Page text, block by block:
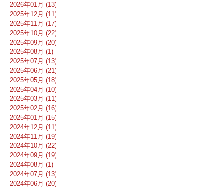
2026年01月 (13)
2025年12月 (11)
2025年11月 (17)
2025年10月 (22)
2025年09月 (20)
2025年08月 (1)
2025年07月 (13)
2025年06月 (21)
2025年05月 (18)
2025年04月 (10)
2025年03月 (11)
2025年02月 (16)
2025年01月 (15)
2024年12月 (11)
2024年11月 (19)
2024年10月 (22)
2024年09月 (19)
2024年08月 (1)
2024年07月 (13)
2024年06月 (20)